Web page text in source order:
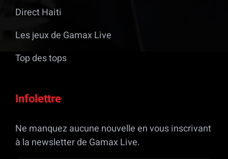
Direct Haiti
Les jeux de Gamax Live
Top des tops
Infolettre
Ne manquez aucune nouvelle en vous inscrivant
à la newsletter de Gamax Live.